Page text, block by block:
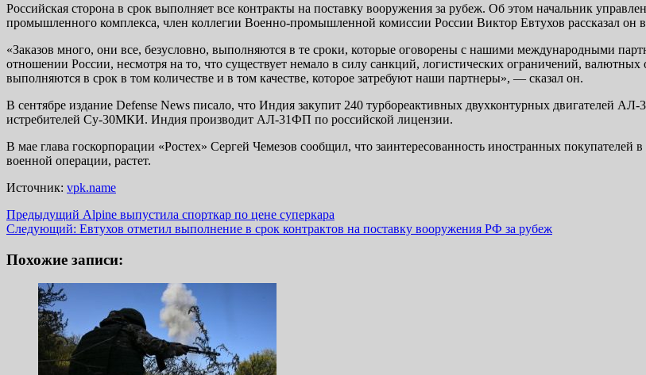
Российская сторона в срок выполняет все контракты на поставку вооружения за рубеж. Об этом начальник
промышленного комплекса, член коллегии Военно-промышленной комиссии России Виктор Евтухов рассказал он в
«Заказов много, они все, безусловно, выполняются в те сроки, которые оговорены с нашими международными
отношении России, несмотря на то, что существует немало в силу санкций, логистических ограничений,
выполняются в срок в том количестве и в том качестве, которое затребуют наши партнеры», — сказал он.
В сентябре издание Defense News писало, что Индия закупит 240 турбореактивных двухконтурных двигателей
истребителей Су-30МКИ. Индия производит АЛ-31ФП по российской лицензии.
В мае глава госкорпорации «Ростех» Сергей Чемезов сообщил, что заинтересованность иностранных
военной операции, растет.
Источник: vpk.name
Навигация
записи
Предыдущий Alpine выпустила спорткар по цене суперкара
Следующий: Евтухов отметил выполнение в срок контрактов на поставку вооружения РФ за рубеж
Похожие записи: